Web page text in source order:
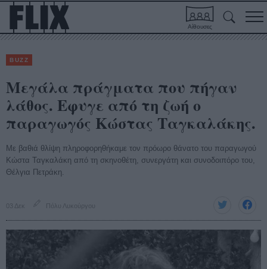
Αίθουσες
BUZZ
Μεγάλα πράγματα που πήγαν
λάθος. Εφυγε από τη ζωή ο
παραγωγός Κώστας Ταγκαλάκης.
Με βαθιά θλίψη πληροφορηθήκαμε τον πρόωρο θάνατο του παραγωγού
Κώστα Ταγκαλάκη από τη σκηνοθέτη, συνεργάτη και συνοδοιπόρο του,
Θέλγια Πετράκη.
03 Δεκ Πόλυ Λυκούργου